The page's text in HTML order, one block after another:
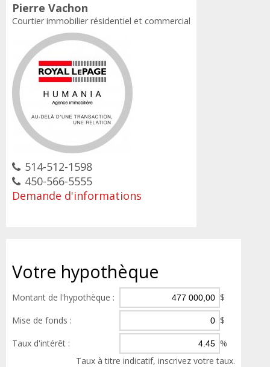
Pierre Vachon
Courtier immobilier résidentiel et commercial
514-512-1598
450-566-5555
Demande d'informations
Votre hypothèque
Montant de l'hypothèque :
$
Mise de fonds :
$
Taux d'intérêt :
%
Taux à titre indicatif, inscrivez votre taux.